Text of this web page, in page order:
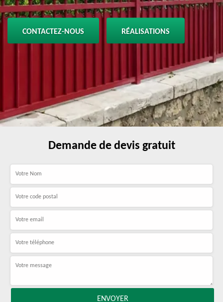
CONTACTEZ-NOUS RÉALISATIONS
Demande de devis gratuit